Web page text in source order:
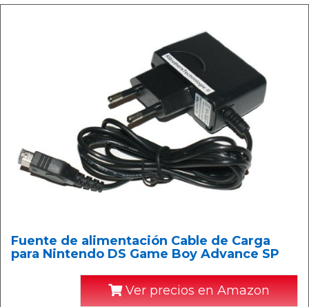
Fuente de alimentación Cable de Carga
para Nintendo DS Game Boy Advance SP
Ver precios en Amazon